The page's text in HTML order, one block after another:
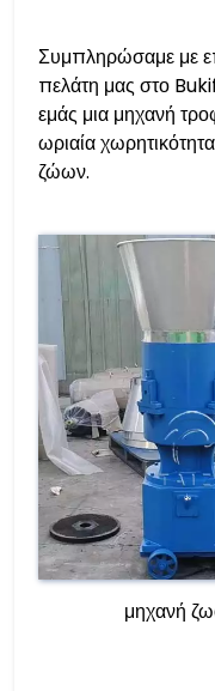
Συμπληρώσαμε με
πελάτη μας στο
εμάς μια μηχανή
ωριαία
ζώων.
μηχανή